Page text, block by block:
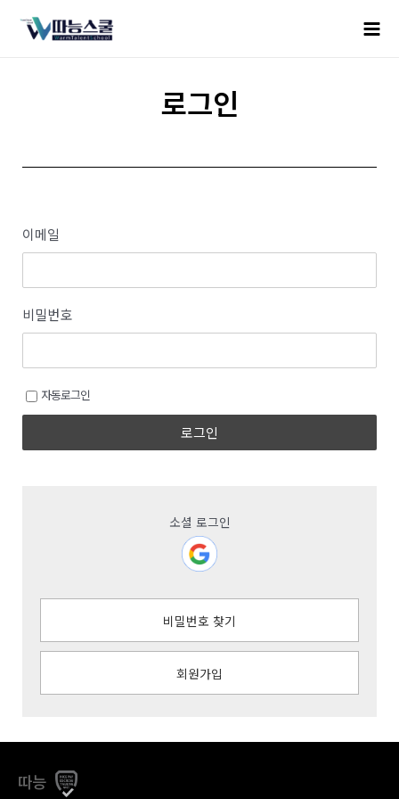
로그인
이메일
비밀번호
자동로그인
로그인
소셜 로그인
비밀번호 찾기
회원가입
따능